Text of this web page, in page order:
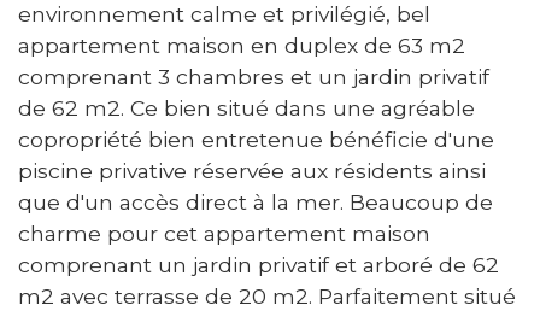
environnement calme et privilégié, bel
appartement maison en duplex de 63 m2
comprenant 3 chambres et un jardin privatif
de 62 m2. Ce bien situé dans une agréable
copropriété bien entretenue bénéficie d'une
piscine privative réservée aux résidents ainsi
que d'un accès direct à la mer. Beaucoup de
charme pour cet appartement maison
comprenant un jardin privatif et arboré de 62
m2 avec terrasse de 20 m2. Parfaitement situé